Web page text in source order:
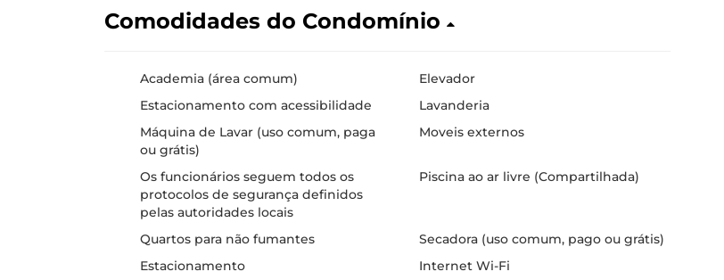
Comodidades do Condomínio
Academia (área comum)
Elevador
Estacionamento com acessibilidade
Lavanderia
Máquina de Lavar (uso comum, paga
ou grátis)
Moveis externos
Os funcionários seguem todos os
protocolos de segurança definidos
pelas autoridades locais
Piscina ao ar livre (Compartilhada)
Quartos para não fumantes
Secadora (uso comum, pago ou grátis)
Estacionamento
Internet Wi-Fi